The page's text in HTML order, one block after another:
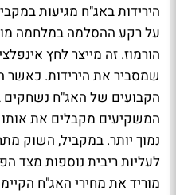
הירידות באג"ח מגיעות
על רקע ההסלמה במלחמה
הורמוז. זה מייצר לחץ
שמסביר את הירידות. כאשר
הקבועים של האג"ח
המשקיעים מקבלים את אותו
נמוך יותר. במקביל, השוק
לעליות ריבית נוספות מצד
מוריד את מחירי האג"ח